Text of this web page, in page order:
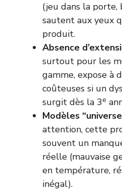
(jeu dans la
sautent aux yeux
produit.
Absence
surtout pour les
gamme, expose à
coûteuses si un
surgit dès la 3e
Modèles
attention, cette
souvent un
réelle (mauvaise
en température,
inégal).